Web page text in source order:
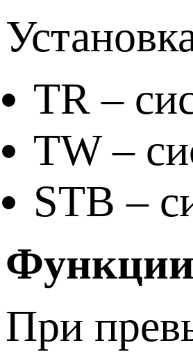
TR –
TW –
STB –
При